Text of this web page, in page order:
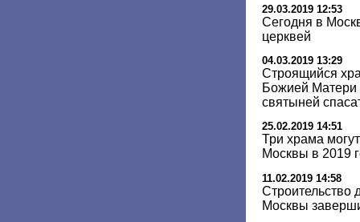
29.03.2019 12:53
Сегодня в
церквей
04.03.2019 13:29
Строящийся
Божией Матери
святыней
25.02.2019 14:51
Три храма
Москвы в 2019
11.02.2019 14:58
Строительство
Москвы